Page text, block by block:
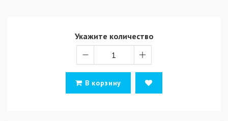
Укажите количество
В корзину